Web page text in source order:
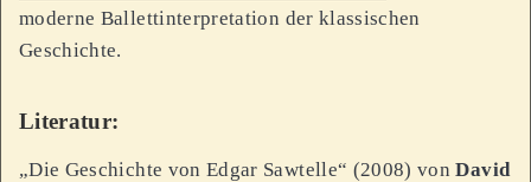
moderne Ballettinterpretation der klassischen
Geschichte.
Literatur:
„Die Geschichte von Edgar Sawtelle“ (2008) vonDavid